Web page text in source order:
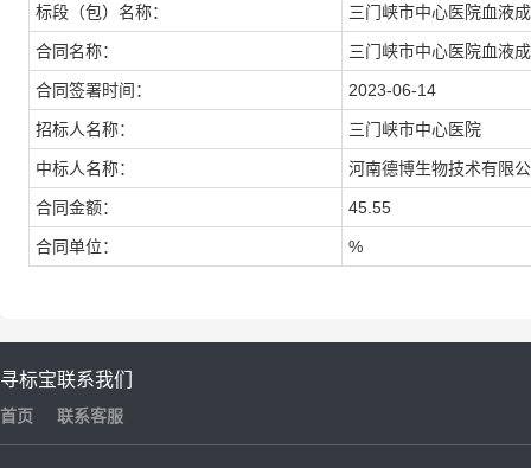
标段（包）名称： 三门峡市中心医院血液
合同名称： 三门峡市中心医院血液
合同签署时间： 2023-06-14
招标人名称： 三门峡市中心医院
中标人名称： 河南德博生物技术有限
合同金额： 45.55
合同单位： %
寻标宝
首页
联系我们
联系客服